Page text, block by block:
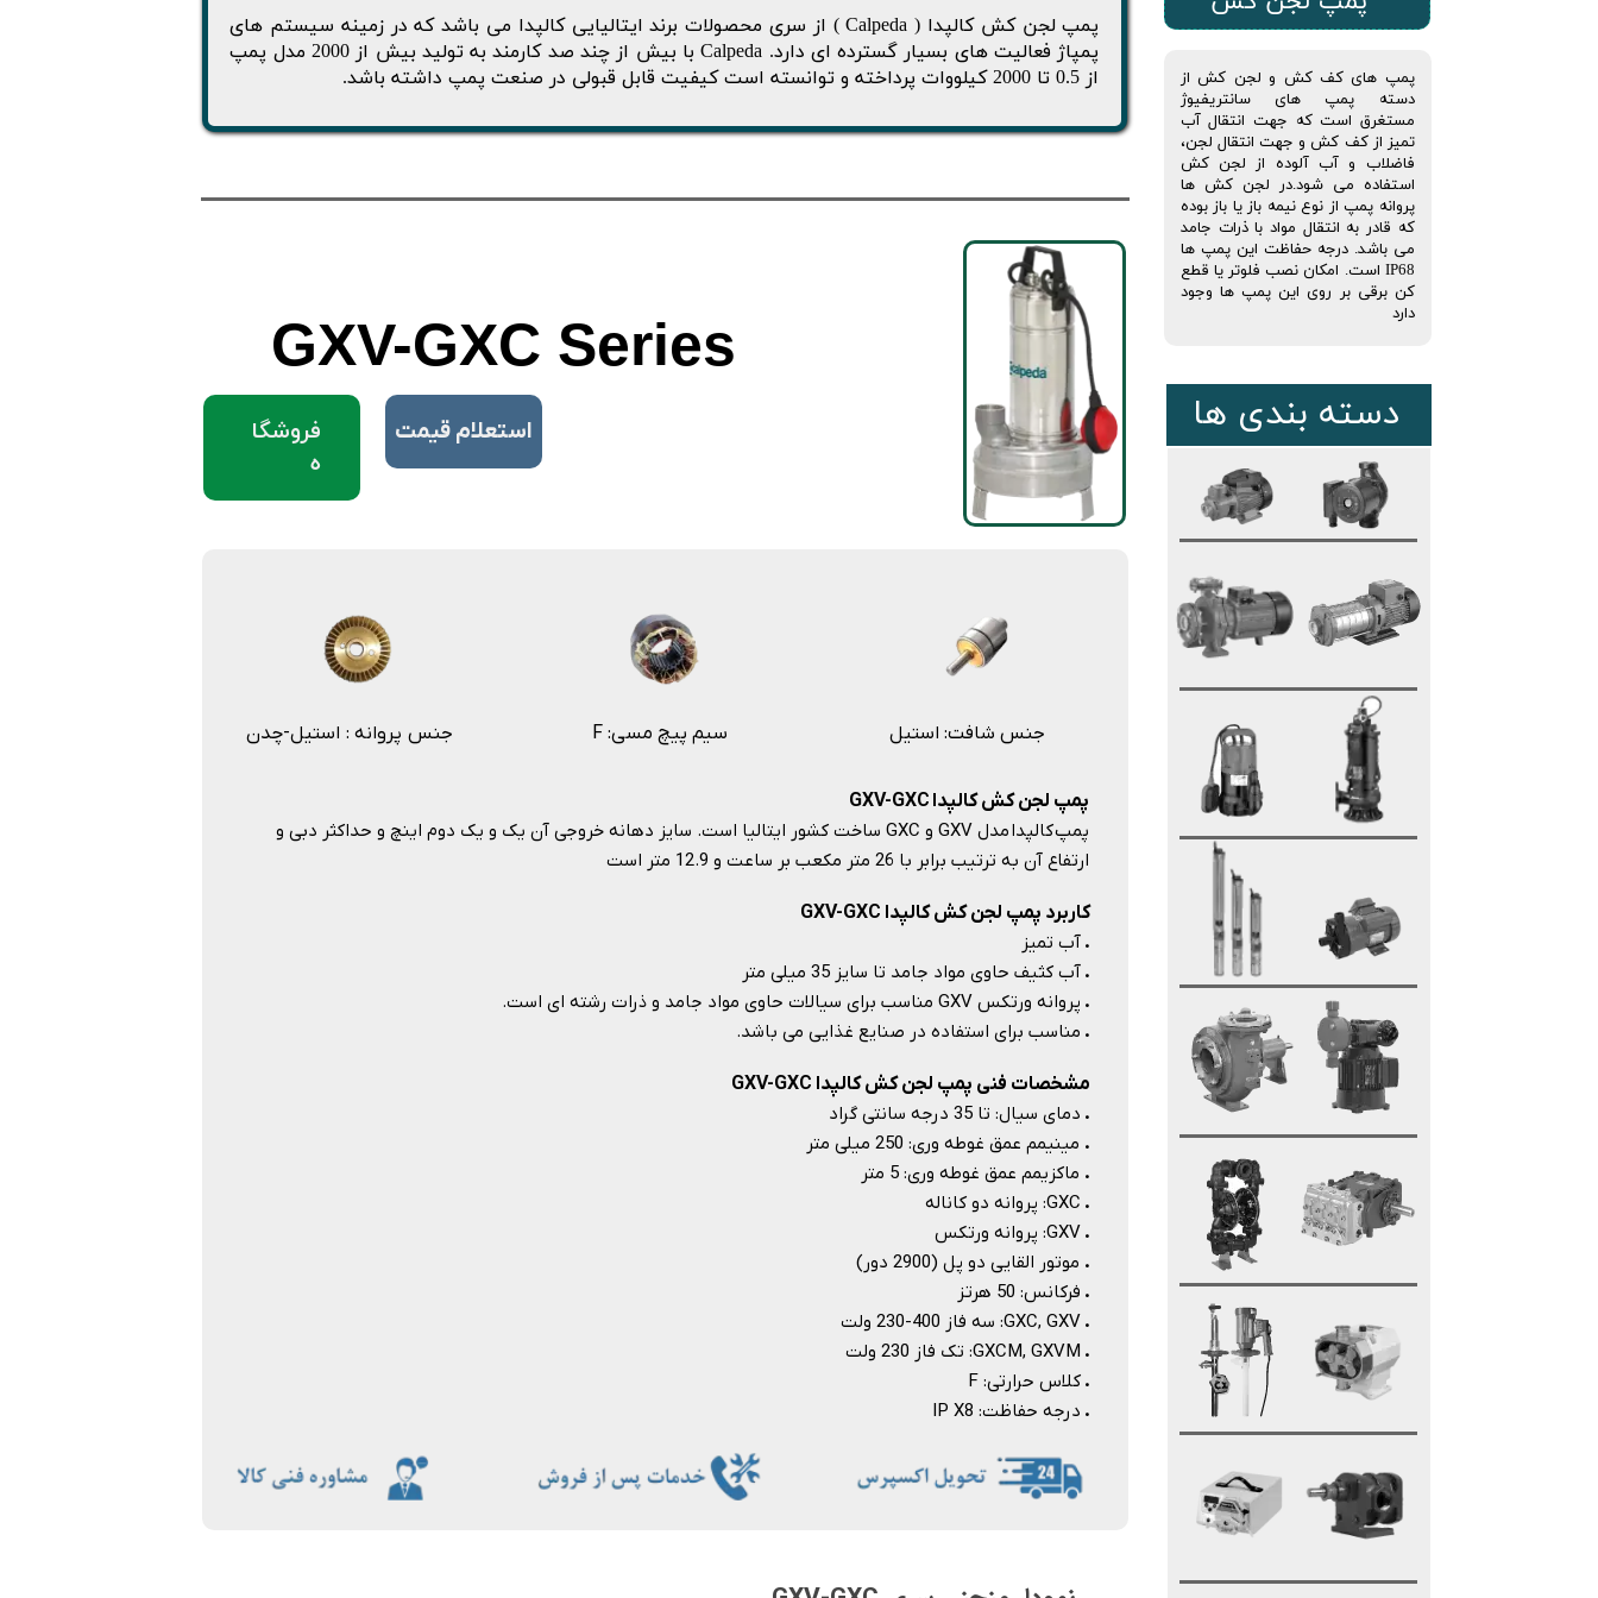
پمپ لجن کش کالپدا ( Calpeda ) از سری محصولات برند ایتالیایی کالپدا می باشد که در زمینه سیستم های
پمپاژ فعالیت های بسیار گسترده ای دارد. Calpeda با بیش از چند صد کارمند به تولید بیش از 2000 مدل پمپ
از 0.5 تا 2000 کیلووات پرداخته و توانسته است کیفیت قابل قبولی در صنعت پمپ داشته باشد.
GXV-GXC Series
پمپ لجن کش کالپدا
پمپ کالپدا مدل GXV و GXC ساخت کشور ایتالیا است. سایز دهانه خروجی آن یک و یک دوم اینچ و حداکثر دبی و
ارتفاع آن به ترتیب برابر با 26 متر مکعب بر ساعت و 12.9 متر است
جنس شافت: استیل F :سیم پیچ مسی
مشخصات فنی پمپ لجن کش کالپدا GXV-GXC
. دمای سیال: تا 35 درجه سانتی گراد
. مینیمم عمق غوطه وری: 250 میلی متر
. ماکزیمم عمق غوطه وری: 5 متر
. GXC: پروانه دو کاناله
. GXV: پروانه ورتکس
. موتور القایی دو پل (2900 دور)
. فرکانس: 50 هرتز
. GXC, GXV: سه فاز 400-230 ولت
. GXCM, GXVM: تک فاز 230 ولت
. کلاس حرارتی: F
. درجه حفاظت: IP X8​​​​​​​
کاربرد پمپ لجن کش کالپدا GXV-GXC
. آب تمیز
. آب کثیف حاوی مواد جامد تا سایز 35 میلی متر
. پروانه ورتکس GXV مناسب برای سیالات حاوی مواد جامد و ذرات رشته ای است.
. مناسب برای استفاده در صنایع غذایی می باشد.
جنس پروانه : استیل-چدن
پمپ های کف کش و لجن کش از
دسته پمپ های سانتریفیوژ
مستغرق است که جهت انتقال آب
تمیز از کف کش و جهت انتقال لجن،
فاضلاب و آب آلوده از لجن کش
استفاده می شود.در لجن کش ها
پروانه پمپ از نوع نیمه باز یا باز بوده
که قادر به انتقال مواد با ذرات جامد
می باشد. درجه حفاظت این پمپ ها
IP68 است. امکان نصب فلوتر یا قطع
کن برقی بر روی این پمپ ها وجود
دارد
دسته بندی ها
فروشگا
ه
​استعلام قیمت